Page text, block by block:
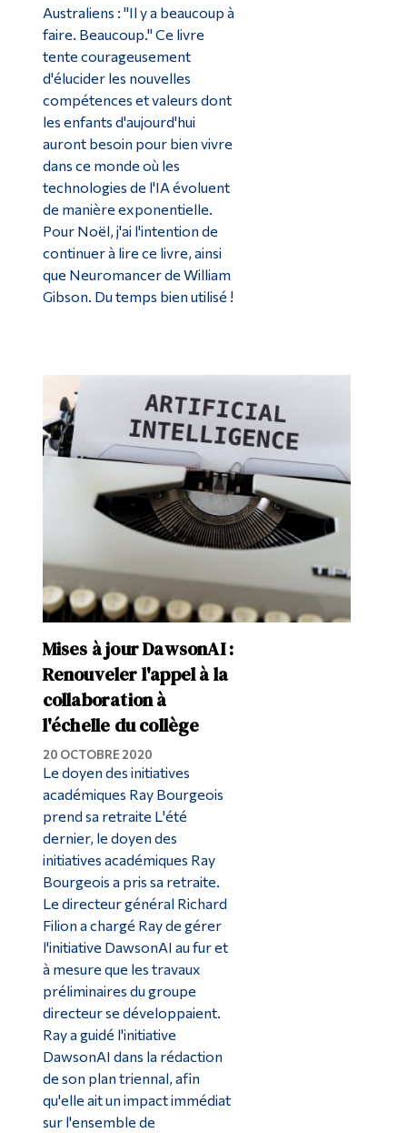
Australiens : "Il y a beaucoup à
faire. Beaucoup." Ce livre
tente courageusement
d'élucider les nouvelles
compétences et valeurs dont
les enfants d'aujourd'hui
auront besoin pour bien vivre
dans ce monde où les
technologies de l'IA évoluent
de manière exponentielle.
Pour Noël, j'ai l'intention de
continuer à lire ce livre, ainsi
que Neuromancer de William
Gibson. Du temps bien utilisé !
Mises à jour DawsonAI :
Renouveler l'appel à la
collaboration à
l'échelle du collège
20 OCTOBRE 2020
Le doyen des initiatives
académiques Ray Bourgeois
prend sa retraite L'été
dernier, le doyen des
initiatives académiques Ray
Bourgeois a pris sa retraite.
Le directeur général Richard
Filion a chargé Ray de gérer
l'initiative DawsonAI au fur et
à mesure que les travaux
préliminaires du groupe
directeur se développaient.
Ray a guidé l'initiative
DawsonAI dans la rédaction
de son plan triennal, afin
qu'elle ait un impact immédiat
sur l'ensemble de